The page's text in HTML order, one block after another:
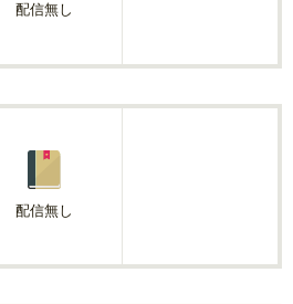
配信無し
配信無し